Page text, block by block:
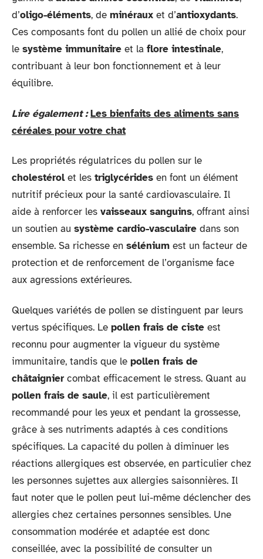
d’oligo-éléments, de minéraux et d’antioxydants.
Ces composants font du pollen un allié de choix pour
le système immunitaire et la flore intestinale,
contribuant à leur bon fonctionnement et à leur
équilibre.
Lire également : Les bienfaits des aliments sans
céréales pour votre chat
Les propriétés régulatrices du pollen sur le
cholestérolet les triglycérides en font un élément
nutritif précieux pour la santé cardiovasculaire. Il
aide à renforcer les vaisseaux sanguins, offrant ainsi
un soutien au système cardio-vasculaire dans son
ensemble. Sa richesse en sélénium est un facteur de
protection et de renforcement de l’organisme face
aux agressions extérieures.
Quelques variétés de pollen se distinguent par leurs
vertus spécifiques. Le pollen frais de ciste est
reconnu pour augmenter la vigueur du système
immunitaire, tandis que le pollen frais de
châtaignier combat efficacement le stress. Quant au
pollen frais de saule, il est particulièrement
recommandé pour les yeux et pendant la grossesse,
grâce à ses nutriments adaptés à ces conditions
spécifiques. La capacité du pollen à diminuer les
réactions allergiques est observée, en particulier chez
les personnes sujettes aux allergies saisonnières. Il
faut noter que le pollen peut lui-même déclencher des
allergies chez certaines personnes sensibles. Une
consommation modérée et adaptée est donc
conseillée, avec la possibilité de consulter un